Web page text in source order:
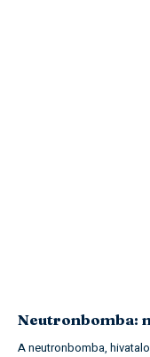
Neutronbomba:
A neutronbomba,